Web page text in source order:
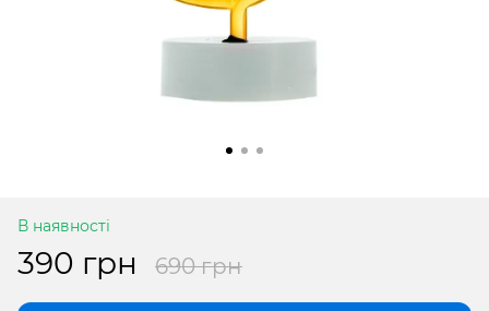
В наявності
390 грн 690 грн